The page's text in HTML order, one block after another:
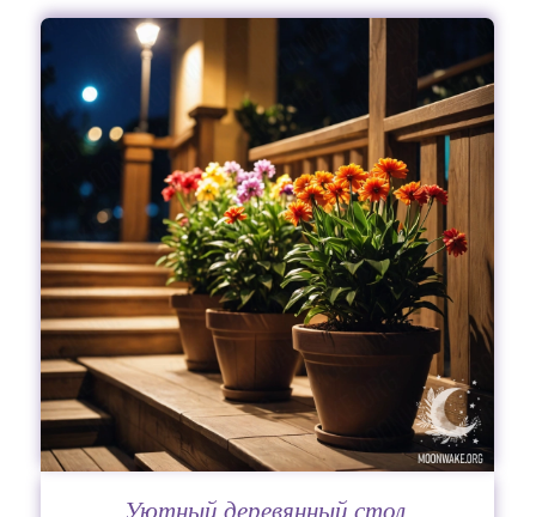
Уютный деревянный стол,